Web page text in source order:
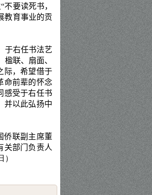
要读死书，
教育事业的贡
于右任书法艺
联、扇面、
际，希望借于
命前辈的怀念
感受于右任书
并以此弘扬中
侨联副主席董
关部门负责人
）